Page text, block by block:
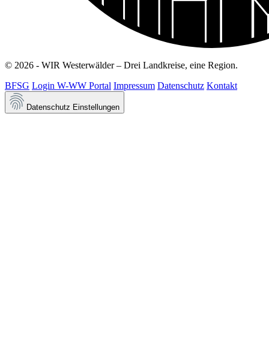
© 2026 - WIR Westerwälder – Drei Landkreise, eine Region.
BFSG Login W-WW Portal Impressum Datenschutz Kontakt
Datenschutz Einstellungen